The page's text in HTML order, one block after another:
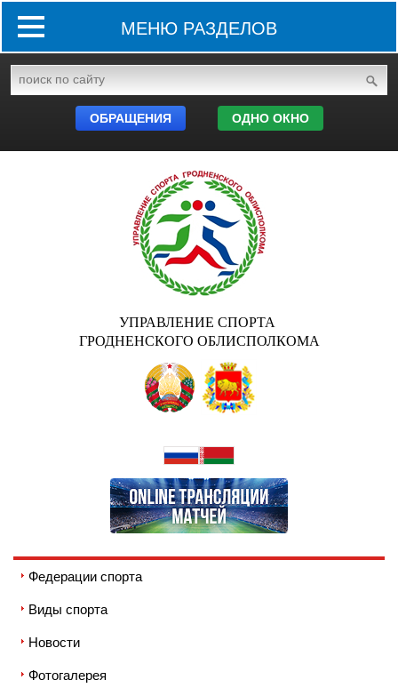
МЕНЮ РАЗДЕЛОВ
ОБРАЩЕНИЯ ОДНО ОКНО
УПРАВЛЕНИЕ СПОРТА
ГРОДНЕНСКОГО ОБЛИСПОЛКОМА
Федерации спорта
Виды спорта
Новости
Фотогалерея